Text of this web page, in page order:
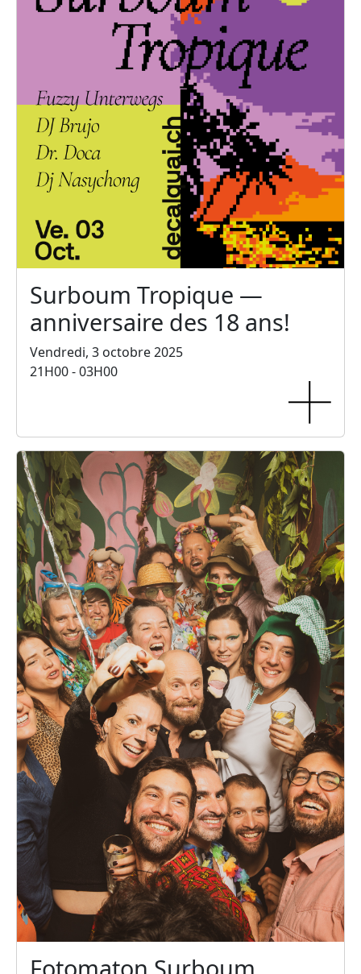
Surboum Tropique —
anniversaire des 18 ans!
Vendredi, 3 octobre 2025
21H00 - 03H00